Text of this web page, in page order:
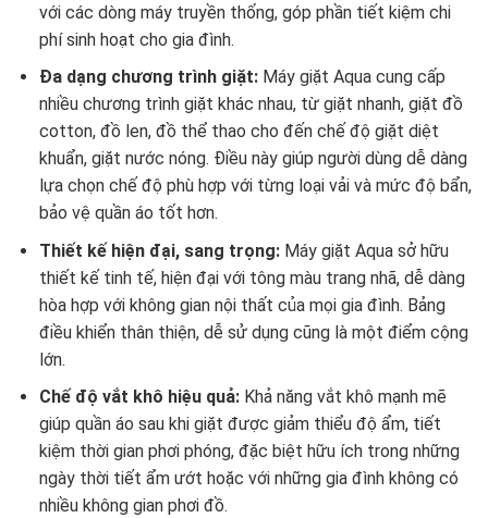
với các dòng máy truyền thống, góp phần tiết kiệm chi
phí sinh hoạt cho gia đình.
Đa dạng chương trình giặt:Máy giặt Aqua cung cấp
nhiều chương trình giặt khác nhau, từ giặt nhanh, giặt đồ
cotton, đồ len, đồ thể thao cho đến chế độ giặt diệt
khuẩn, giặt nước nóng. Điều này giúp người dùng dễ dàng
lựa chọn chế độ phù hợp với từng loại vải và mức độ bẩn,
bảo vệ quần áo tốt hơn.
Thiết kế hiện đại, sang trọng:Máy giặt Aqua sở hữu
thiết kế tinh tế, hiện đại với tông màu trang nhã, dễ dàng
hòa hợp với không gian nội thất của mọi gia đình. Bảng
điều khiển thân thiện, dễ sử dụng cũng là một điểm cộng
lớn.
Chế độ vắt khô hiệu quả:Khả năng vắt khô mạnh mẽ
giúp quần áo sau khi giặt được giảm thiểu độ ẩm, tiết
kiệm thời gian phơi phóng, đặc biệt hữu ích trong những
ngày thời tiết ẩm ướt hoặc với những gia đình không có
nhiều không gian phơi đồ.